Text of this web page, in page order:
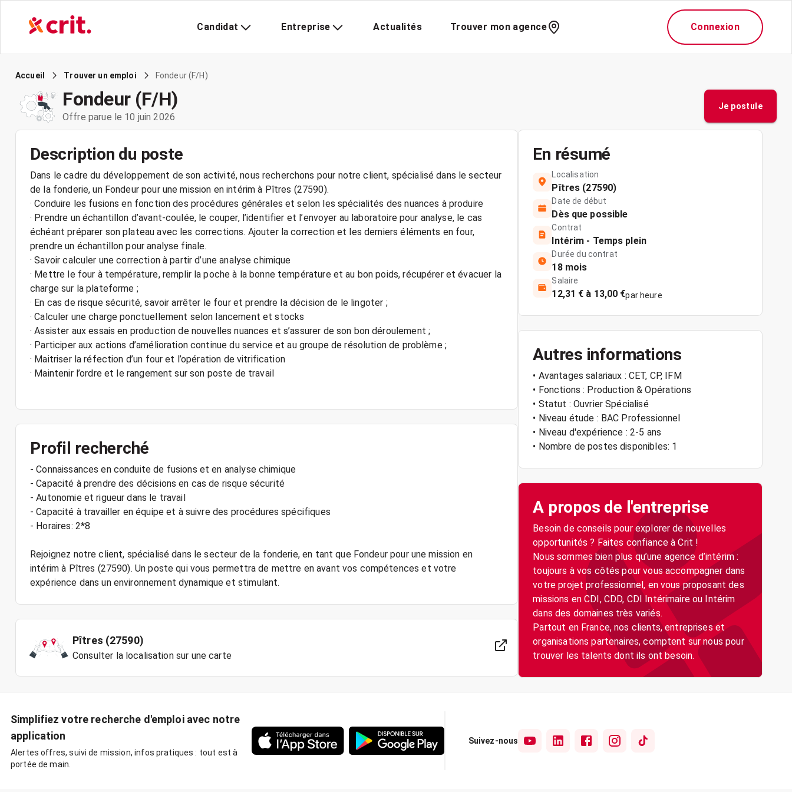
Candidat Entreprise Actualités Trouver mon agence Connexion
Accueil Trouver un emploi Fondeur (F/H)
Fondeur (F/H)
Offre parue le 10 juin 2026
Je postule
Description du poste
Dans le cadre du développement de son activité, nous recherchons pour notre client, spécialisé dans le secteur
de la fonderie, un Fondeur pour une mission en intérim à Pîtres (27590).
· Conduire les fusions en fonction des procédures générales et selon les spécialités des nuances à produire
· Prendre un échantillon d’avant-coulée, le couper, l’identifier et l’envoyer au laboratoire pour analyse, le cas
échéant préparer son plateau avec les corrections. Ajouter la correction et les derniers éléments en four,
prendre un échantillon pour analyse finale.
· Savoir calculer une correction à partir d’une analyse chimique
· Mettre le four à température, remplir la poche à la bonne température et au bon poids, récupérer et évacuer la
charge sur la plateforme ;
· En cas de risque sécurité, savoir arrêter le four et prendre la décision de le lingoter ;
· Calculer une charge ponctuellement selon lancement et stocks
· Assister aux essais en production de nouvelles nuances et s’assurer de son bon déroulement ;
· Participer aux actions d’amélioration continue du service et au groupe de résolution de problème ;
· Maitriser la réfection d’un four et l’opération de vitrification
· Maintenir l’ordre et le rangement sur son poste de travail
Profil recherché
- Connaissances en conduite de fusions et en analyse chimique
- Capacité à prendre des décisions en cas de risque sécurité
- Autonomie et rigueur dans le travail
- Capacité à travailler en équipe et à suivre des procédures spécifiques
- Horaires: 2*8
Rejoignez notre client, spécialisé dans le secteur de la fonderie, en tant que Fondeur pour une mission en
intérim à Pîtres (27590). Un poste qui vous permettra de mettre en avant vos compétences et votre
Pîtres (27590)
Consulter la localisation sur une carte
En résumé
Localisation
Pîtres (27590)
Date de début
Dès que possible
Contrat
Intérim - Temps plein
Durée du contrat
18 mois
Salaire
12,31 € à 13,00 €par heure
Autres informations
• Avantages salariaux : CET, CP, IFM
• Fonctions : Production & Opérations
• Statut : Ouvrier Spécialisé
• Niveau étude : BAC Professionnel
• Niveau d'expérience : 2-5 ans
• Nombre de postes disponibles: 1
A propos de l'entreprise
Besoin de conseils pour explorer de nouvelles
opportunités ? Faites confiance à Crit !
Nous sommes bien plus qu’une agence d’intérim :
toujours à vos côtés pour vous accompagner dans
votre projet professionnel, en vous proposant des
missions en CDI, CDD, CDI Intérimaire ou Intérim
dans des domaines très variés.
Partout en France, nos clients, entreprises et
organisations partenaires, comptent sur nous pour
trouver les talents dont ils ont besoin.
Simplifiez votre recherche d'emploi avec notre
application
Alertes offres, suivi de mission, infos pratiques : tout est à
portée de main.
Suivez-nous